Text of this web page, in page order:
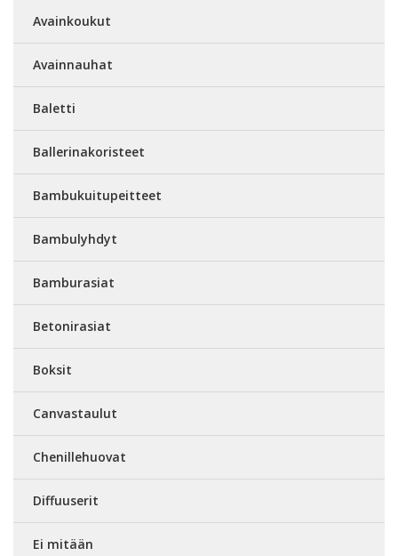
Avainkoukut
Avainnauhat
Baletti
Ballerinakoristeet
Bambukuitupeitteet
Bambulyhdyt
Bamburasiat
Betonirasiat
Boksit
Canvastaulut
Chenillehuovat
Diffuuserit
Ei mitään